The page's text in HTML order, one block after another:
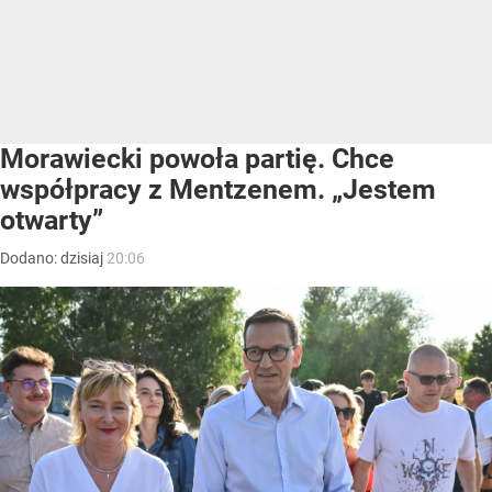
Morawiecki powoła partię. Chce
współpracy z Mentzenem. „Jestem
otwarty”
Dodano:dzisiaj 20:06